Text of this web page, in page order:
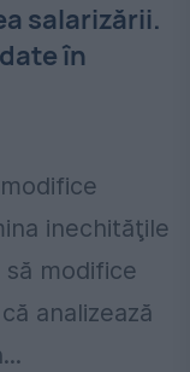
salarizării.
în
inechităţile
modifice
analizează